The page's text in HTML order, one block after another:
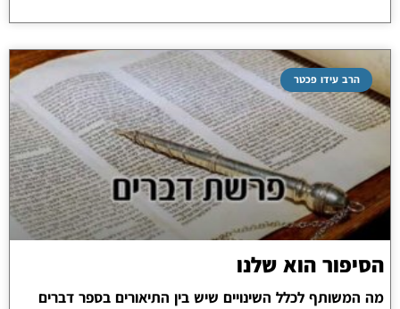
הרב עידו פכטר
הסיפור הוא שלנו
מה המשותף לכלל השינויים שיש בין התיאורים בספר דברים